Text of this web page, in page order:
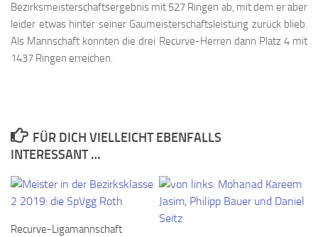
Bezirksmeisterschaftsergebnis mit 527 Ringen ab, mit dem er aber
leider etwas hinter seiner Gaumeisterschaftsleistung zurück blieb.
Als Mannschaft konnten die drei Recurve-Herren dann Platz 4 mit
1437 Ringen erreichen.
FÜR DICH VIELLEICHT EBENFALLS
INTERESSANT …
Recurve-Ligamannschaft